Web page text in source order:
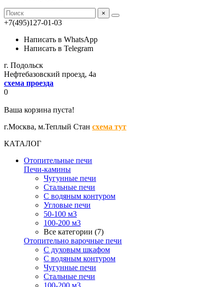
×
+7(495)127-01-03
Написать в WhatsApp
Написать в Telegram
г. Подольск
Нефтебазовский проезд, 4а
схема проезда
0
Ваша корзина пуста!
г.Москва, м.Теплый Стан схема тут
КАТАЛОГ
Отопительные печи
Печи-камины
Чугунные печи
Стальные печи
С водяным контуром
Угловые печи
50-100 м3
100-200 м3
Все категории (7)
Отопительно варочные печи
С духовым шкафом
С водяным контуром
Чугунные печи
Стальные печи
100-200 м3